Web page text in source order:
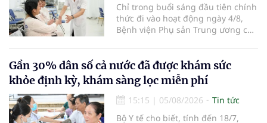
Chỉ trong buổi sáng đầu tiên chính
thức đi vào hoạt động ngày 4/8,
Bệnh viện Phụ sản Trung ương cơ
em bé đầu tiên chào đời.
Gần 30% dân số cả nước đã được khám sức
khỏe định kỳ, khám sàng lọc miễn phí
15:15 | 05/08/2026
Tin tức
Bộ Y tế cho biết, tính đến 18/7,